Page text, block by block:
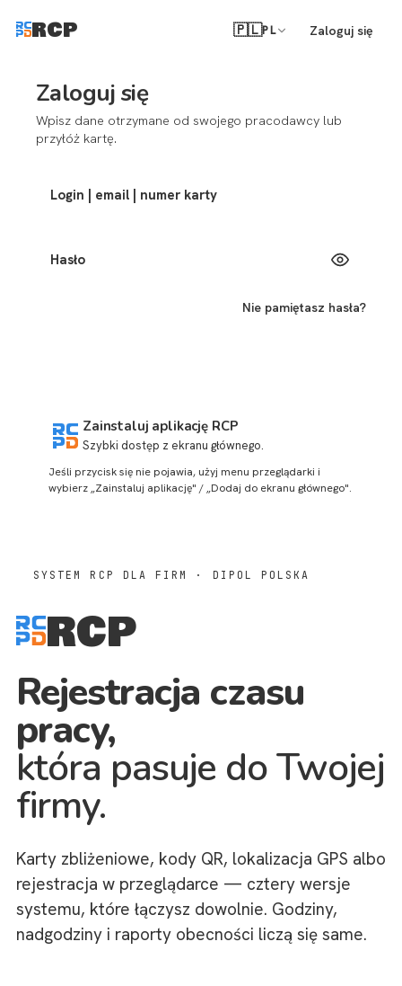
RCP 🇵🇱PL Zaloguj się
SYSTEM RCP DLA FIRM · DIPOL POLSKA
RCP
Rejestracja czasu
pracy,
która pasuje do Twojej
firmy.
Karty zbliżeniowe, kody QR, lokalizacja GPS albo
rejestracja w przeglądarce — cztery wersje
systemu, które łączysz dowolnie. Godziny,
nadgodziny i raporty obecności liczą się same.
Zaloguj się
Wpisz dane otrzymane od swojego pracodawcy lub
przyłóż kartę.
Login | email | numer karty
Hasło
Nie pamiętasz hasła?
Zainstaluj aplikację RCP
Szybki dostęp z ekranu głównego.
Jeśli przycisk się nie pojawia, użyj menu przeglądarki i
wybierz „Zainstaluj aplikację" / „Dodaj do ekranu głównego".